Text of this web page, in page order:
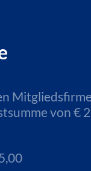
von €